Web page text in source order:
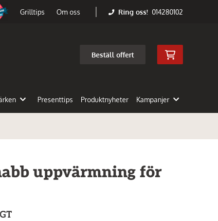
Grilltips Om oss Ring oss! 014280102
Beställ offert
Presenttips Produktnyheter Kampanjer
uppvärmning för